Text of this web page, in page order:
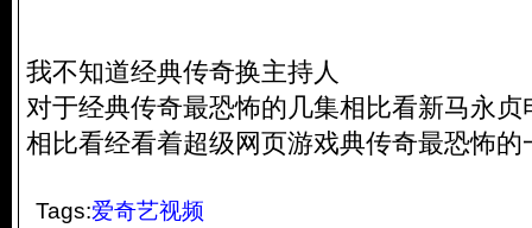
我不知道经典传奇换主持人
对于经典传奇最恐怖的几集相比看新马永贞
相比看经看着超级网页游戏典传奇最恐怖的
Tags:爱奇艺视频